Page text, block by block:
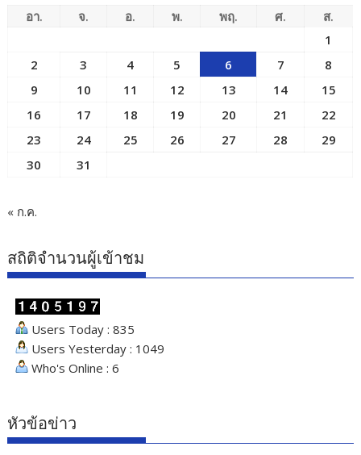
อา. จ. อ. พ. พฤ. ศ.
ส.
1
2
3 4 5 6 7
8
9
10 11 12 13 14
15
16
17 18 19 20 21
22
23
24 25 26 27 28
29
30
31
« ก.ค.
สถิติจำนวนผู้เข้าชม
Users Today : 835
Users Yesterday : 1049
Who's Online : 6
หัวข้อข่าว